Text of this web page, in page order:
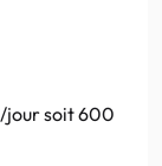
jour soit 600